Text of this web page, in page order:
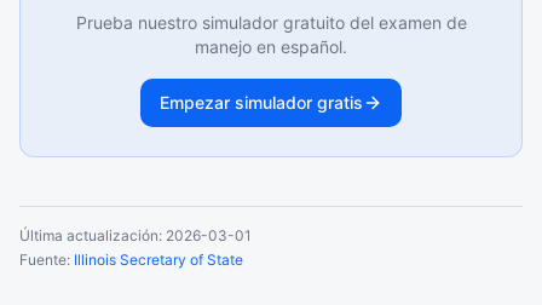
Prueba nuestro simulador gratuito del examen de
manejo en español.
Empezar simulador gratis
Última actualización: 2026-03-01
Fuente: Illinois Secretary of State